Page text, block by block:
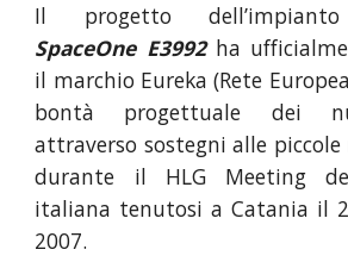
Il progetto
SpaceOne E3992ha
il marchio Eureka (Rete
bontà progettuale dei
attraverso sostegni alle piccole
durante il HLG Meeting
italiana tenutosi a Catania il
2007.